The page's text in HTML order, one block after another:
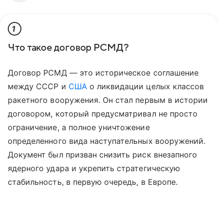
1
Что такое договор РСМД?
Договор РСМД — это историческое соглашение
между СССР и СШАо ликвидации целых классов
ракетного вооружения. Он стал первым в истории
договором, который предусматривал не просто
ограничение, а полное уничтожение
определенного вида наступательных вооружений.
Документ был призван снизить риск внезапного
ядерного удара и укрепить стратегическую
стабильность, в первую очередь, в Европе.